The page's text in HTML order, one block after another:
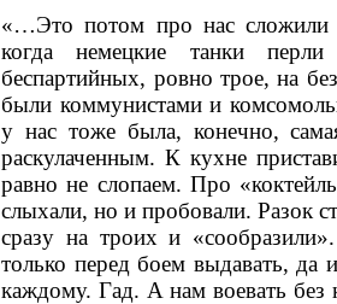
«…Это потом про нас сложили
когда немецкие танки
беспартийных, ровно трое, на
были коммунистами и
у нас тоже была, конечно,
раскулаченным. К кухне
равно не слопаем. Про
слыхали, но и пробовали. Разок
сразу на троих и
только перед боем выдавать,
каждому. Гад. А нам воевать